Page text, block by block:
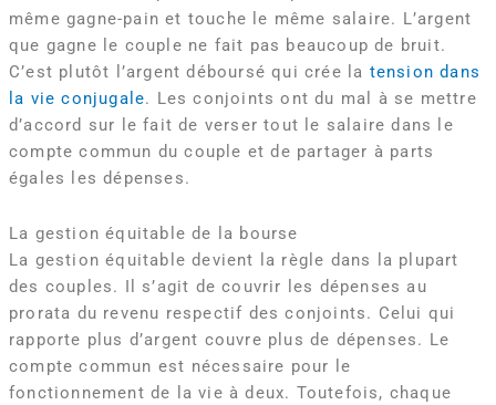
même gagne-pain et touche le même salaire. L’argent
que gagne le couple ne fait pas beaucoup de bruit.
C’est plutôt l’argent déboursé qui crée la tension dans
la vie conjugale. Les conjoints ont du mal à se mettre
d’accord sur le fait de verser tout le salaire dans le
compte commun du couple et de partager à parts
égales les dépenses.
La gestion équitable de la bourse
La gestion équitable devient la règle dans la plupart
des couples. Il s’agit de couvrir les dépenses au
prorata du revenu respectif des conjoints. Celui qui
rapporte plus d’argent couvre plus de dépenses. Le
compte commun est nécessaire pour le
fonctionnement de la vie à deux. Toutefois, chaque